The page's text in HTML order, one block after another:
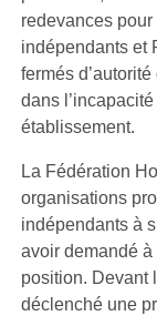
redevances pour
indépendants et
fermés
dans
établissement.
La Fédération
organisations
indépendants à
avoir demandé
position. Devant
déclenché une